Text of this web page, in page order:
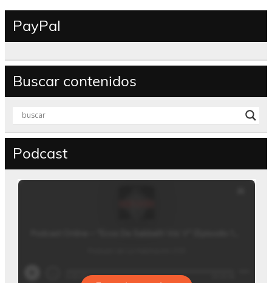
PayPal
Buscar contenidos
Podcast